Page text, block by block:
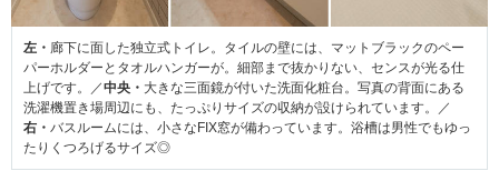
左・ 廊下に面した独立式トイレ。タイルの壁には、マットブラックのペー
パーホルダーとタオルハンガーが。細部まで抜かりない、センスが光る仕
上げです。／中央・ 大きな三面鏡が付いた洗面化粧台。写真の背面にある
洗濯機置き場周辺にも、たっぷりサイズの収納が設けられています。／
右・ バスルームには、小さなFIX窓が備わっています。浴槽は男性でもゆっ
たりくつろげるサイズ◎